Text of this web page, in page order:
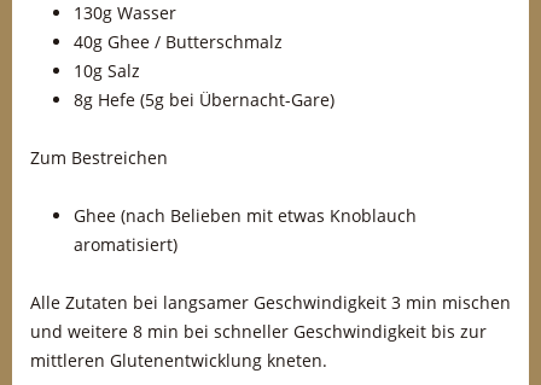
130g Wasser
40g Ghee / Butterschmalz
10g Salz
8g Hefe (5g bei Übernacht-Gare)
Zum Bestreichen
Ghee (nach Belieben mit etwas Knoblauch
aromatisiert)
Alle Zutaten bei langsamer Geschwindigkeit 3 min mischen
und weitere 8 min bei schneller Geschwindigkeit bis zur
mittleren Glutenentwicklung kneten.